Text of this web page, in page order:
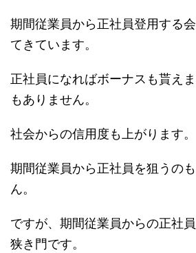
期間従業員から正社員登用する
てきています。
正社員になればボーナスも貰え
もありません。
社会からの信用度も上がります。
期間従業員から正社員を狙うの
ん。
ですが、期間従業員からの正社
狭き門です。